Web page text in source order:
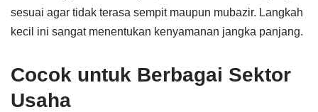
sesuai agar tidak terasa sempit maupun mubazir. Langkah
kecil ini sangat menentukan kenyamanan jangka panjang.
Cocok untuk Berbagai Sektor
Usaha